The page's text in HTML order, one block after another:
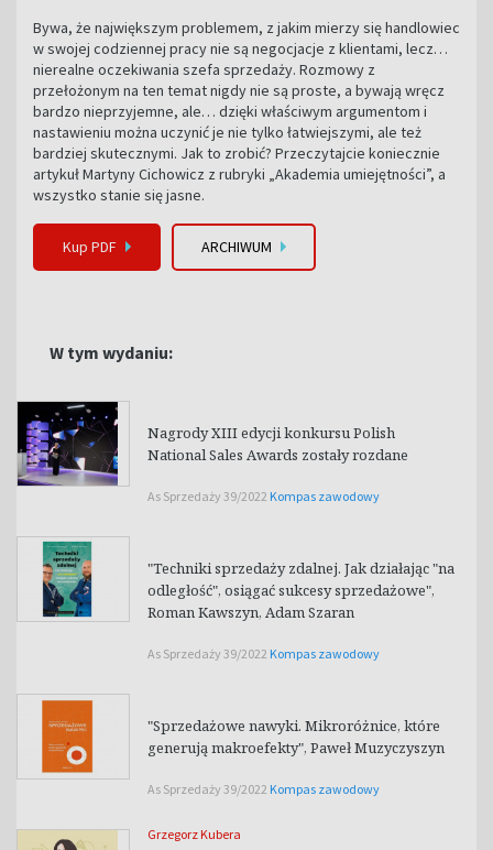
Bywa, że największym problemem, z jakim mierzy się handlowiec
w swojej codziennej pracy nie są negocjacje z klientami, lecz…
nierealne oczekiwania szefa sprzedaży. Rozmowy z
przełożonym na ten temat nigdy nie są proste, a bywają wręcz
bardzo nieprzyjemne, ale… dzięki właściwym argumentom i
nastawieniu można uczynić je nie tylko łatwiejszymi, ale też
bardziej skutecznymi. Jak to zrobić? Przeczytajcie koniecznie
artykuł Martyny Cichowicz z rubryki „Akademia umiejętności”, a
wszystko stanie się jasne.
Kup PDF ARCHIWUM
W tym wydaniu:
Nagrody XIII edycji konkursu Polish
National Sales Awards zostały rozdane
As Sprzedaży 39/2022 Kompas zawodowy
"Techniki sprzedaży zdalnej. Jak działając "na
odległość", osiągać sukcesy sprzedażowe",
Roman Kawszyn, Adam Szaran
As Sprzedaży 39/2022 Kompas zawodowy
"Sprzedażowe nawyki. Mikroróżnice, które
generują makroefekty", Paweł Muzyczyszyn
As Sprzedaży 39/2022 Kompas zawodowy
Grzegorz Kubera